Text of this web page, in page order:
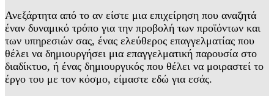
Ανεξάρτητα από το αν είστε μια επιχείρηση που αναζητά
έναν δυναμικό τρόπο για την προβολή των προϊόντων και
των υπηρεσιών σας, ένας ελεύθερος επαγγελματίας που
θέλει να δημιουργήσει μια επαγγελματική παρουσία στο
διαδίκτυο, ή ένας δημιουργικός που θέλει να μοιραστεί το
έργο του με τον κόσμο, είμαστε εδώ για εσάς.